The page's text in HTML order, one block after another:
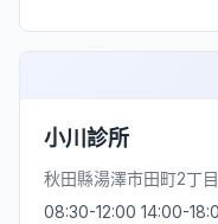
小川診所
秋田縣湯澤市田町2丁
08:30-12:00 14:00-